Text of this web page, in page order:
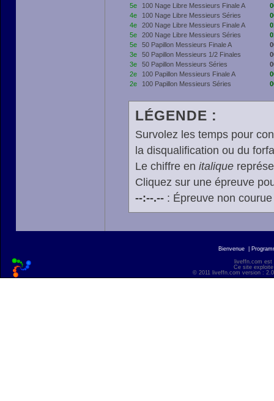
5e
100 Nage Libre Messieurs Finale A
4e
100 Nage Libre Messieurs Séries
4e
200 Nage Libre Messieurs Finale A
5e
200 Nage Libre Messieurs Séries
5e
50 Papillon Messieurs Finale A
3e
50 Papillon Messieurs 1/2 Finales
3e
50 Papillon Messieurs Séries
2e
100 Papillon Messieurs Finale A
2e
100 Papillon Messieurs Séries
LÉGENDE :
Survolez les temps pour
la disqualification ou du
Le chiffre en italique
Cliquez sur une épreuve
--:--.--: Épreuve non
Bienvenue
liveffn.com est
Ce site
© 2011 liveffn.com version :